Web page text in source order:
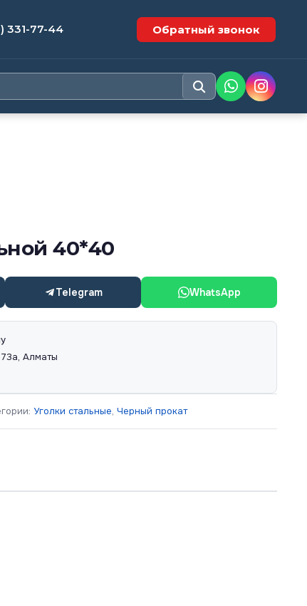
331-77-44 Обратный звонок
40*40
Telegram WhatsApp
Алматы
Уголки стальные,Черный прокат